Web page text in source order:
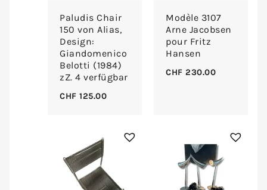
Paludis Chair
150 von Alias,
Design:
Giandomenico
Belotti (1984)
zZ. 4 verfügbar
CHF 125.00
Modèle 3107
Arne Jacobsen
pour Fritz
Hansen
CHF 230.00